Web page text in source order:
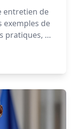
entretien de
exemples de
pratiques, et